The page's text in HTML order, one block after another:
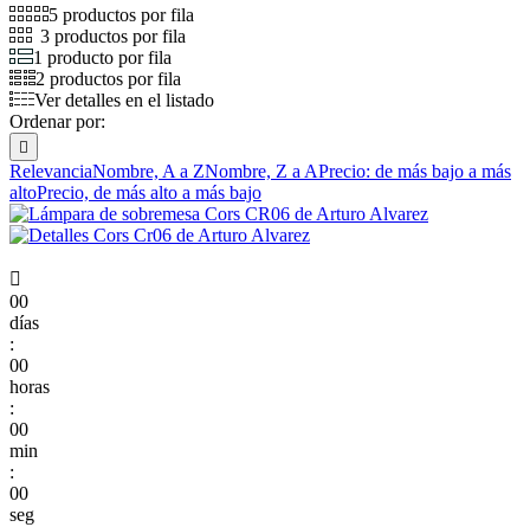
5 productos por fila
3 productos por fila
1 producto por fila
2 productos por fila
Ver detalles en el listado
Ordenar por:

RelevanciaNombre, A a ZNombre, Z a APrecio: de más bajo a más
altoPrecio, de más alto a más bajo

00
días
:
00
horas
:
00
min
:
00
seg